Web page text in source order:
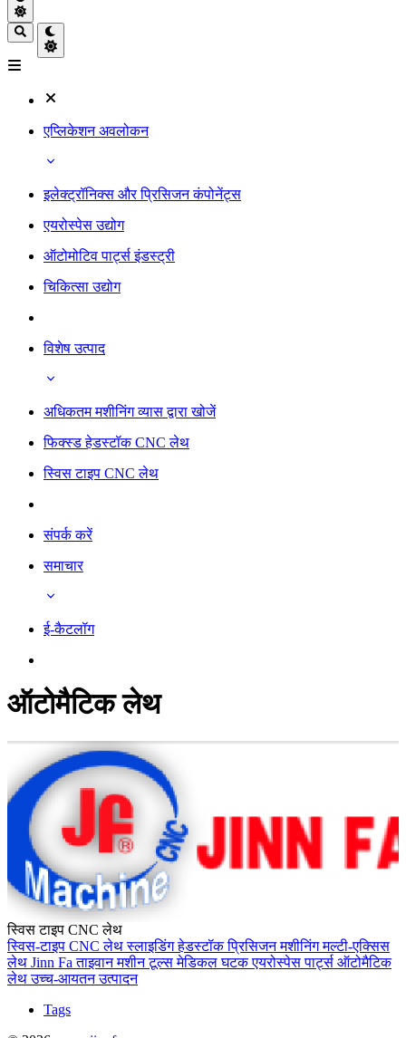
एप्लिकेशन अवलोकन
इलेक्ट्रॉनिक्स और प्रिसिजन कंपोनेंट्स
एयरोस्पेस उद्योग
ऑटोमोटिव पार्ट्स इंडस्ट्री
चिकित्सा उद्योग
विशेष उत्पाद
अधिकतम मशीनिंग व्यास द्वारा खोजें
फिक्स्ड हेडस्टॉक CNC लेथ
स्विस टाइप CNC लेथ
संपर्क करें
समाचार
ई-कैटलॉग
ऑटोमैटिक लेथ
स्विस टाइप CNC लेथ
स्विस-टाइप CNC लेथस्लाइडिंग हेडस्टॉकप्रिसिजन मशीनिंगमल्टी-एक्सिस
लेथ Jinn Faताइवान मशीन टूल्समेडिकल घटकएयरोस्पेस पार्ट्स ऑटोमैटिक
लेथउच्च-आयतन उत्पादन
Tags